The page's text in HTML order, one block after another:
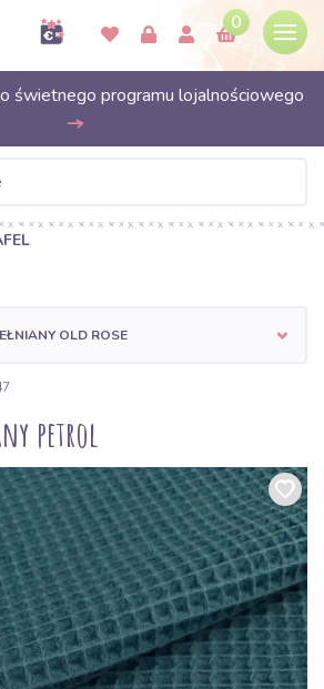
0
świetnego programu lojalnościowego
OLD ROSE
petrol